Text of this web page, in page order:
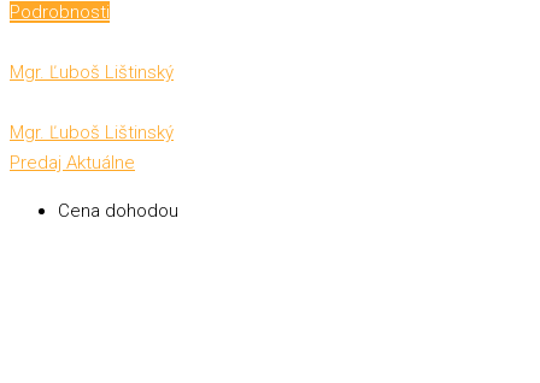
Podrobnosti
Mgr. Ľuboš Lištinský
Mgr. Ľuboš Lištinský
Predaj Aktuálne
Cena dohodou